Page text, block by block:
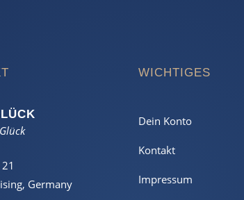
Germany
WICHTIGES
Dein Konto
Kontakt
Impressum